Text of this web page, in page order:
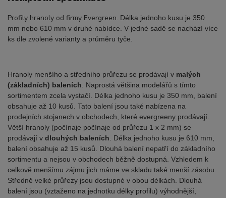
Profily hranoly od firmy Evergreen. Délka jednoho kusu je 350
mm nebo 610 mm v druhé nabídce. V jedné sadě se nachází více
ks dle zvolené varianty a průměru tyče.
Hranoly menšího a středního průřezu se prodávají v malých
(základních) baleních . Naprostá většina modelářů s tímto
sortimentem zcela vystačí. Délka jednoho kusu je 350 mm, balení
obsahuje až 10 kusů. Tato balení jsou také nabízena na
prodejních stojanech v obchodech, které evergreeny prodávají.
Větší hranoly (počínaje počínaje od průřezu 1 x 2 mm) se
prodávají v dlouhých baleních . Délka jednoho kusu je 610 mm,
balení obsahuje až 15 kusů. Dlouhá balení nepatří do základního
sortimentu a nejsou v obchodech běžně dostupná. Vzhledem k
celkově menšímu zájmu jich máme ve skladu také menší zásobu.
Středně velké průřezy jsou dostupné v obou délkách. Dlouhá
balení jsou (vztaženo na jednotku délky profilu) výhodnější,